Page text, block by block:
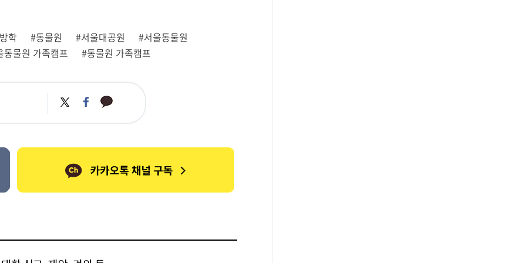
학 #동물원 #서울대공원
#서울동물원
물원 가족캠프
#동물원 가족캠프
트
위
페
이
카
카